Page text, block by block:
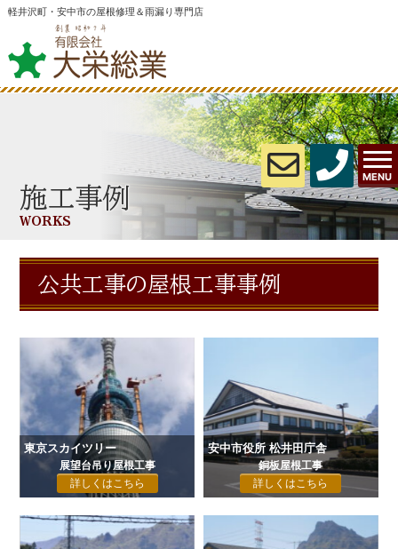
軽井沢町・安中市の屋根修理＆雨漏り専門店
MENU
施工事例
WORKS
公共工事の屋根工事事例
東京スカイツリー
展望台吊り屋根工事
詳しくはこちら
安中市役所 松井田庁舎
銅板屋根工事
詳しくはこちら